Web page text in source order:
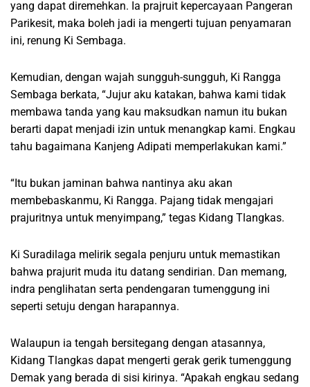
yang dapat diremehkan. Ia prajruit kepercayaan Pangeran
Parikesit, maka boleh jadi ia mengerti tujuan penyamaran
ini, renung Ki Sembaga.
Kemudian, dengan wajah sungguh-sungguh, Ki Rangga
Sembaga berkata, “Jujur aku katakan, bahwa kami tidak
membawa tanda yang kau maksudkan namun itu bukan
berarti dapat menjadi izin untuk menangkap kami. Engkau
tahu bagaimana Kanjeng Adipati memperlakukan kami.”
“Itu bukan jaminan bahwa nantinya aku akan
membebaskanmu, Ki Rangga. Pajang tidak mengajari
prajuritnya untuk menyimpang,” tegas Kidang Tlangkas.
Ki Suradilaga melirik segala penjuru untuk memastikan
bahwa prajurit muda itu datang sendirian. Dan memang,
indra penglihatan serta pendengaran tumenggung ini
seperti setuju dengan harapannya.
Walaupun ia tengah bersitegang dengan atasannya,
Kidang Tlangkas dapat mengerti gerak gerik tumenggung
Demak yang berada di sisi kirinya. “Apakah engkau sedang